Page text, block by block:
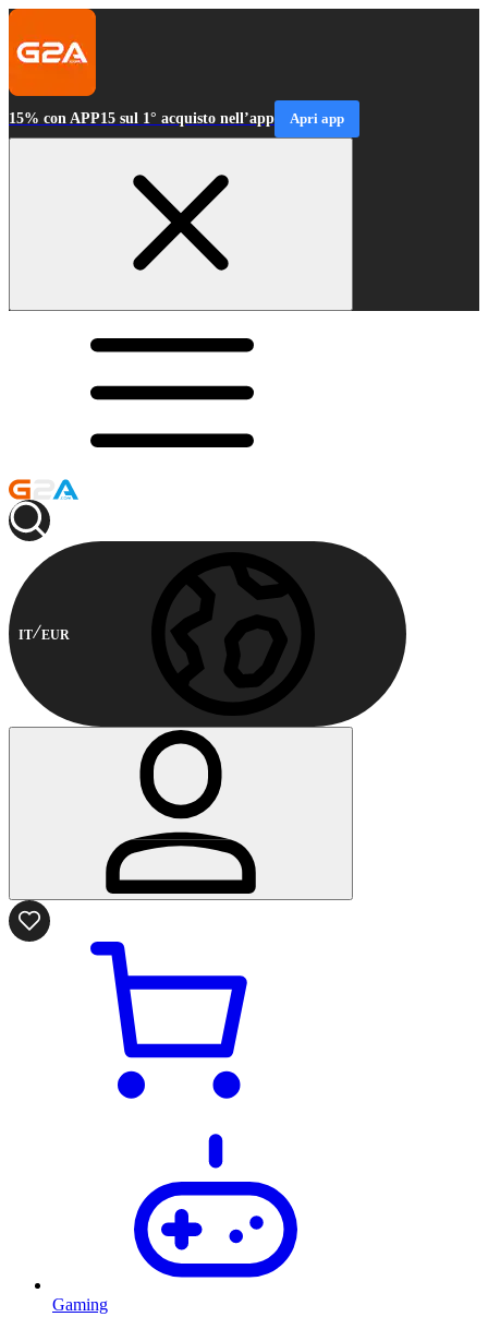
15% con APP15 sul 1° acquisto nell’app Apri app
IT EUR
Gaming